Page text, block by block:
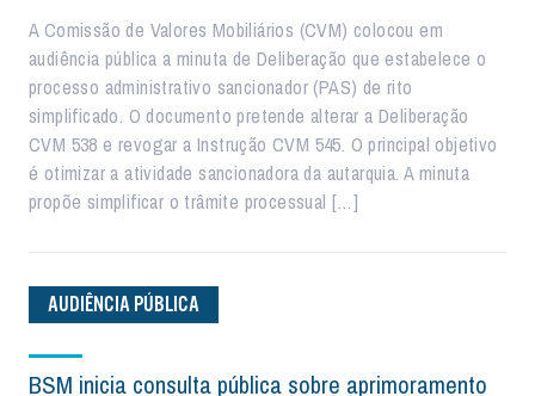
A Comissão de Valores Mobiliários (CVM) colocou em
audiência pública a minuta de Deliberação que estabelece o
processo administrativo sancionador (PAS) de rito
simplificado. O documento pretende alterar a Deliberação
CVM 538 e revogar a Instrução CVM 545. O principal objetivo
é otimizar a atividade sancionadora da autarquia. A minuta
propõe simplificar o trâmite processual […]
AUDIÊNCIA PÚBLICA
BSM inicia consulta pública sobre aprimoramento